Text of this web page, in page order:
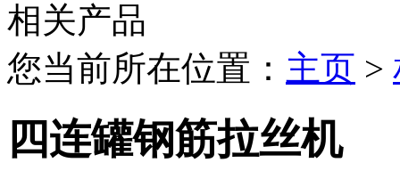
相关产品
您当前所在位置： 主页 >
四连罐钢筋拉丝机